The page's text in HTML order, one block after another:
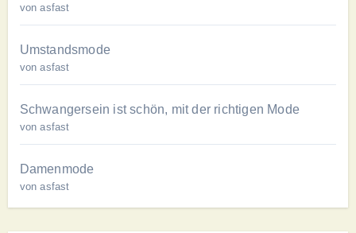
von asfast
Umstandsmode
von asfast
Schwangersein ist schön, mit der richtigen Mode
von asfast
Damenmode
von asfast